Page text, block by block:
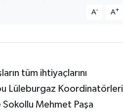
A- A+
tüm ihtiyaçlarını
Lüleburgaz Koordinatörleri
Mehmet Paşa